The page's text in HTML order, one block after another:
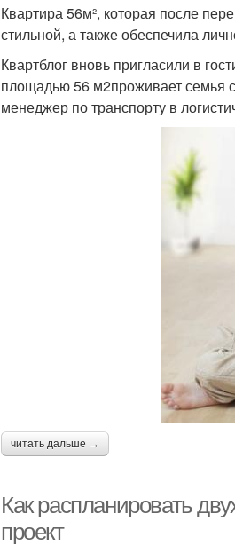
Квартира 56м², которая после
стильной, а также обеспечила
Квартблог вновь пригласили в
площадью 56 м2проживает семья
менеджер по транспорту в
читать дальше →
Как распланировать
проект